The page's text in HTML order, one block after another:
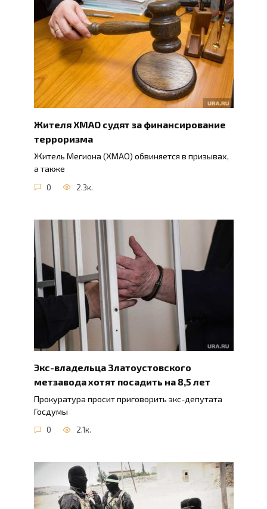
Жителя ХМАО судят за финансирование
терроризма
Житель Мегиона (ХМАО) обвиняется в призывах,
а также
0 2.3к.
Экс-владельца Златоустовского
метзавода хотят посадить на 8,5 лет
Прокуратура просит приговорить экс-депутата
Госдумы
0 2.1к.